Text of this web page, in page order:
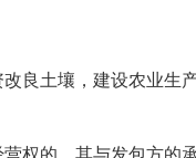
良土壤，建设农业生
权的，其与发包方的